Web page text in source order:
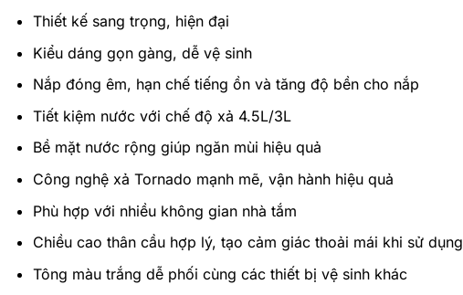
Thiết kế sang trọng, hiện đại
Kiểu dáng gọn gàng, dễ vệ sinh
Nắp đóng êm, hạn chế tiếng ồn và tăng độ bền cho nắp
Tiết kiệm nước với chế độ xả 4.5L/3L
Bề mặt nước rộng giúp ngăn mùi hiệu quả
Công nghệ xả Tornado mạnh mẽ, vận hành hiệu quả
Phù hợp với nhiều không gian nhà tắm
Chiều cao thân cầu hợp lý, tạo cảm giác thoải mái khi sử dụng
Tông màu trắng dễ phối cùng các thiết bị vệ sinh khác